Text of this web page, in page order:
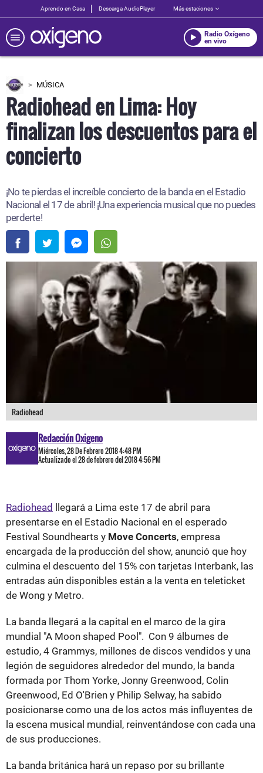
Aprendo en Casa Descarga AudioPlayer Más estaciones
Radio Oxígeno
en vivo
MÚSICA
Radiohead en Lima: Hoy
finalizan los descuentos para el
concierto
¡No te pierdas el increíble concierto de la banda en el Estadio
Nacional el 17 de abril! ¡Una experiencia musical que no puedes
perderte!
Radiohead
Redacción Oxigeno
Miércoles, 28 De Febrero 2018 4:48 PM
Actualizado el 28 de febrero del 2018 4:56 PM
Radiohead llegará a Lima este 17 de abril para
presentarse en el Estadio Nacional en el esperado
Festival Soundhearts y Move Concerts, empresa
encargada de la producción del show, anunció que hoy
culmina el descuento del 15% con tarjetas Interbank, las
entradas aún disponibles están a la venta en teleticket
de Wong y Metro.
La banda llegará a la capital en el marco de la gira
mundial "A Moon shaped Pool". Con 9 álbumes de
estudio, 4 Grammys, millones de discos vendidos y una
legión de seguidores alrededor del mundo, la banda
formada por Thom Yorke, Jonny Greenwood, Colin
Greenwood, Ed O'Brien y Philip Selway, ha sabido
posicionarse como una de los actos más influyentes de
la escena musical mundial, reinventándose con cada una
de sus producciones.
La banda británica hará un repaso por su brillante